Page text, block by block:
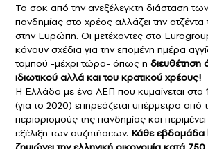
Το σοκ από την ανεξέλεγκτη διάσταση
πανδημίας στο χρέος αλλάζει την
στην Ευρώπη. Οι μετέχοντες στο
κάνουν σχέδια για την επομένη ημέρα
ταμπού -μέχρι τώρα- όπως η διευθέτηση
ιδιωτικού αλλά και του κρατικού χρέους!
Η Ελλάδα με ένα ΑΕΠ που κυμαίνεται στα
(για το 2020) επηρεάζεται υπέρμετρα από
περιορισμούς της πανδημίας και
εξέλιξη των συζητήσεων. Κάθε